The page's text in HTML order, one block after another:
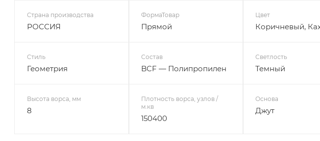
Страна производства
РОССИЯ
ФормаТовар
Прямой
Цвет
Коричневый,
Стиль
Геометрия
Состав
BCF — Полипропилен
Светлость
Темный
Высота ворса, мм
8
Плотность ворса, узлов /
м.кв
150400
Основа
Джут